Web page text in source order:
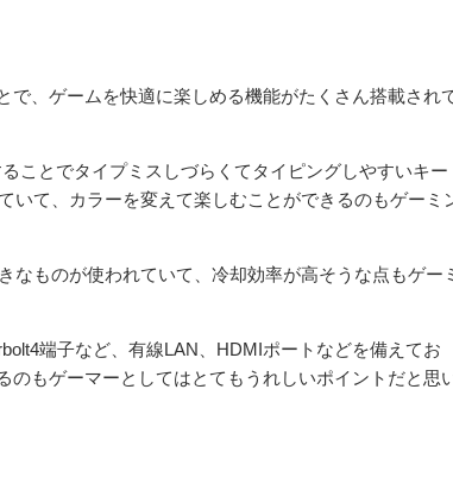
、ゲームを快適に楽しめる機能がたくさん搭載され
ことでタイプミスしづらくてタイピングしやすいキー
いて、カラーを変えて楽しむことができるのもゲーミ
ものが使われていて、冷却効率が高そうな点もゲー
端子など、有線LAN、HDMIポートなどを備えてお
のもゲーマーとしてはとてもうれしいポイントだと思